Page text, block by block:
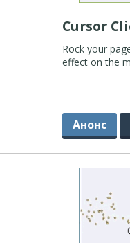
Cursor
Rock your
effect on the
Анонс